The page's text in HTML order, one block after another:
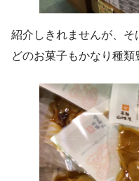
紹介しきれませんが、
どのお菓子もかなり種類